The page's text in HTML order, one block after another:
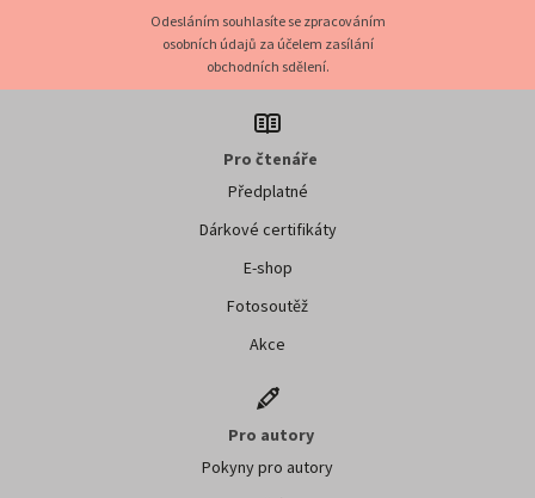
Odesláním souhlasíte se zpracováním
osobních údajů za účelem zasílání
obchodních sdělení.
Pro čtenáře
Předplatné
Dárkové certifikáty
E-shop
Fotosoutěž
Akce
Pro autory
Pokyny pro autory